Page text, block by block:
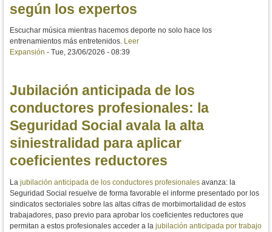
según los expertos
Escuchar música mientras hacemos deporte no solo hace los
entrenamientos más entretenidos. Leer
Expansión - Tue, 23/06/2026 - 08:39
Jubilación anticipada de los
conductores profesionales: la
Seguridad Social avala la alta
siniestralidad para aplicar
coeficientes reductores
La jubilación anticipada de los conductores profesionales avanza: la
Seguridad Social resuelve de forma favorable el informe presentado por los
sindicatos sectoriales sobre las altas cifras de morbimortalidad de estos
trabajadores, paso previo para aprobar los coeficientes reductores que
permitan a estos profesionales acceder a la jubilación anticipada por trabajo